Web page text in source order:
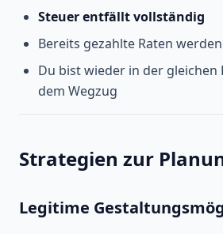
Steuer entfällt vollständig
Bereits gezahlte Raten
Du bist wieder in der gleichen
dem Wegzug
Strategien zur
Legitime